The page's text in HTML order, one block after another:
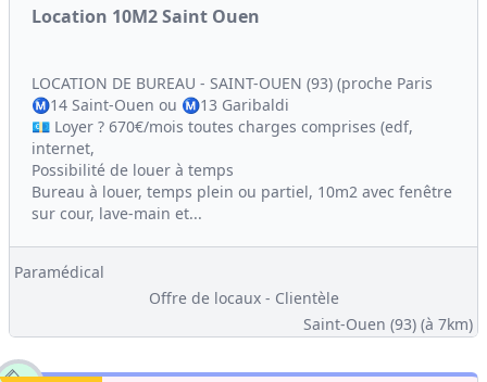
Location 10M2 Saint Ouen
LOCATION DE BUREAU - SAINT-OUEN (93) (proche Paris
Ⓜ️14 Saint-Ouen ou Ⓜ️13 Garibaldi
💶 Loyer ? 670€/mois toutes charges comprises (edf,
internet,
Possibilité de louer à temps
Bureau à louer, temps plein ou partiel, 10m2 avec fenêtre
sur cour, lave-main et...
Paramédical
Offre de locaux - Clientèle
Saint-Ouen (93) (à 7km)